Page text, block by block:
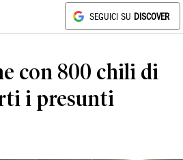
SEGUICI SU DISCOVER
con 800 chili di
i presunti